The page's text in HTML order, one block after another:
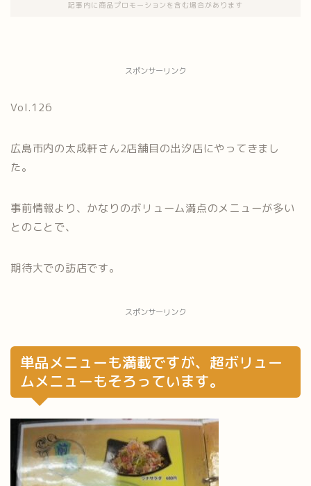
記事内に商品プロモーションを含む場合があります
スポンサーリンク
Vol.126
広島市内の太成軒さん2店舗目の出汐店にやってきまし
た。
事前情報より、かなりのボリューム満点のメニューが多い
とのことで、
期待大での訪店です。
スポンサーリンク
単品メニューも満載ですが、超ボリュー
ムメニューもそろっています。